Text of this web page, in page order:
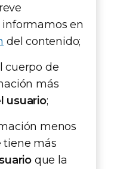
en
del contenido;
cuerpo de
más
usuario;
menos
tiene más
que la